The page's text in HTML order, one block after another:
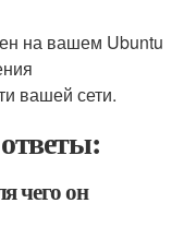
на вашем Ubuntu
вашей сети.
чего он